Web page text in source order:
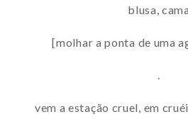
blusa, cama
[molhar a ponta de uma
vem a estação cruel, em